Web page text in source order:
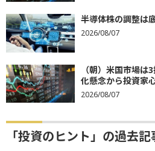
半導体株の調整は
2026/08/07
（朝）米国市場
化懸念から投資家
2026/08/07
「投資のヒント」の過去